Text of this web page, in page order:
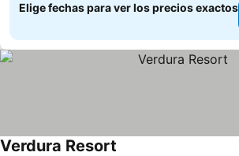
Elige fechas para ver los precios exactos
Verdura Resort